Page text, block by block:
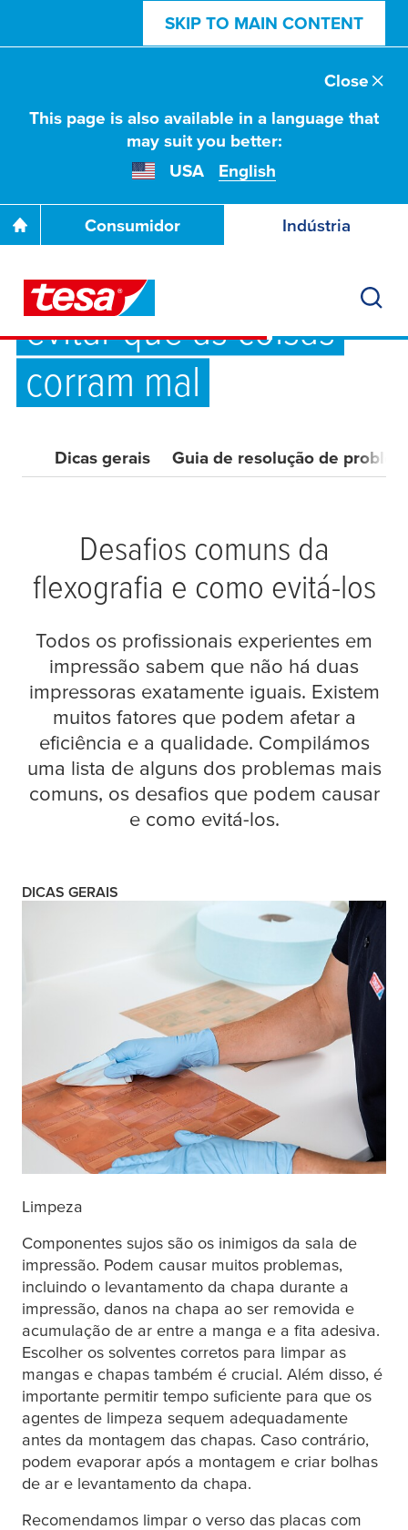
SKIP TO MAIN CONTENT
This page is also available in a language that
may suit you better:
USA
English
Close
Consumidor Indústria
Dicas rápidas para
evitar que as coisas
corram mal
Dicas gerais Guia de resolução de
Desafios comuns da
flexografia e como evitá-los
Todos os profissionais experientes em
impressão sabem que não há duas
impressoras exatamente iguais. Existem
muitos fatores que podem afetar a
eficiência e a qualidade. Compilámos
uma lista de alguns dos problemas mais
comuns, os desafios que podem causar
e como evitá-los.
DICAS GERAIS
Limpeza
Componentes sujos são os inimigos da sala de
impressão. Podem causar muitos problemas,
incluindo o levantamento da chapa durante a
impressão, danos na chapa ao ser removida e
acumulação de ar entre a manga e a fita adesiva.
Escolher os solventes corretos para limpar as
mangas e chapas também é crucial. Além disso, é
importante permitir tempo suficiente para que os
agentes de limpeza sequem adequadamente
antes da montagem das chapas. Caso contrário,
podem evaporar após a montagem e criar bolhas
de ar e levantamento da chapa.
Recomendamos limpar o verso das placas com